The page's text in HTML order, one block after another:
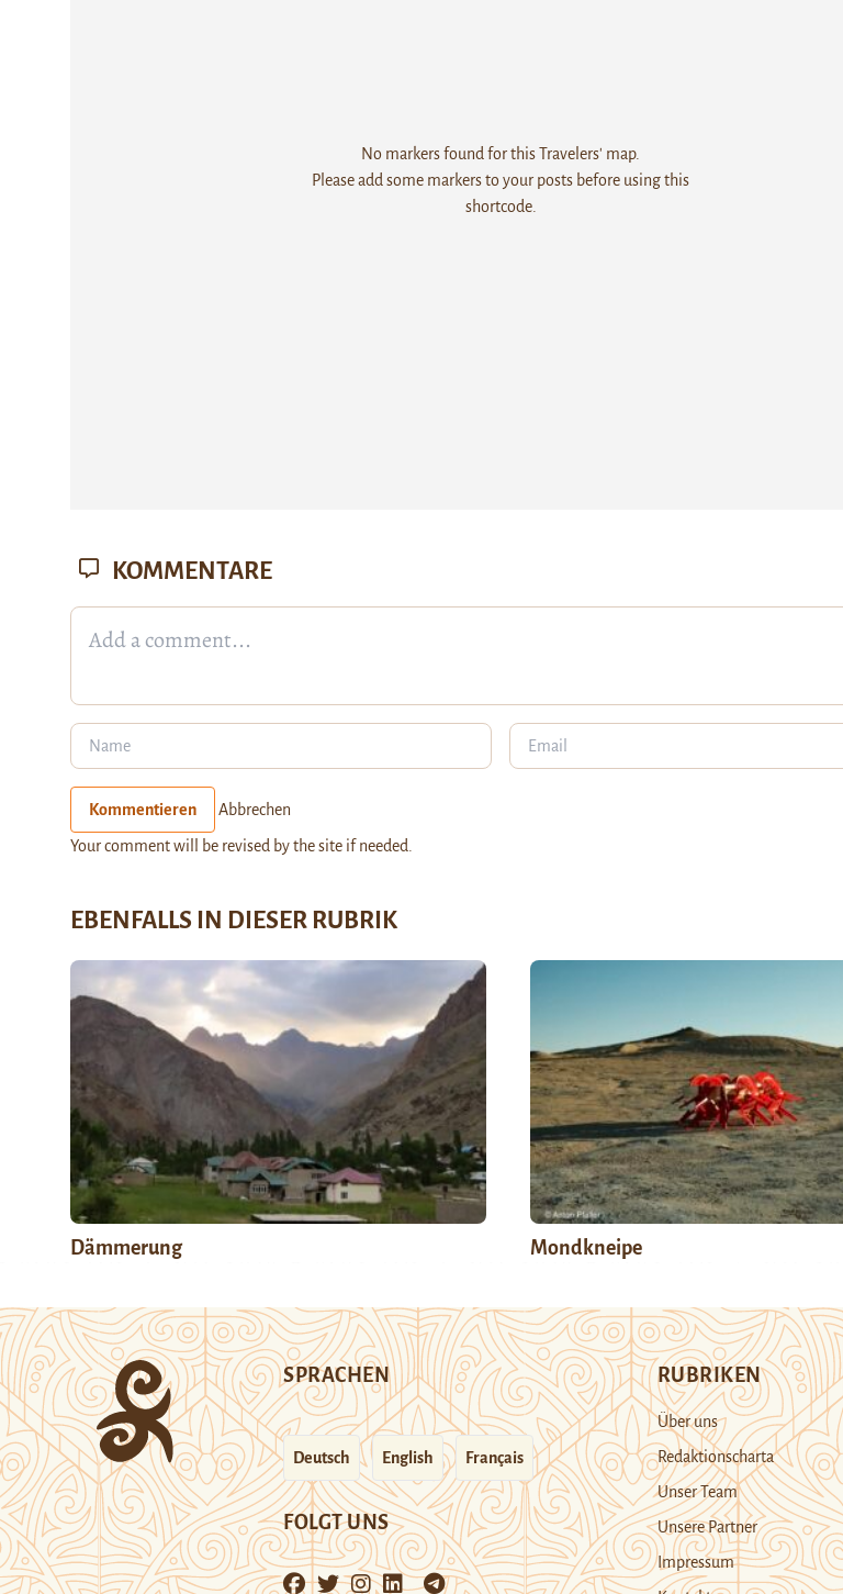
No markers found for this Travelers' map.
Please add some markers to your posts before using this
shortcode.
KOMMENTARE
Kommentieren Abbrechen
Your comment will be revised by the site if needed.
EBENFALLS IN DIESER RUBRIK
Dämmerung Mondkneipe
SPRACHEN
Deutsch English Français
FOLGT UNS
RUBRIKEN
Über uns
Redaktionscharta
Unser Team
Unsere Partner
Impressum